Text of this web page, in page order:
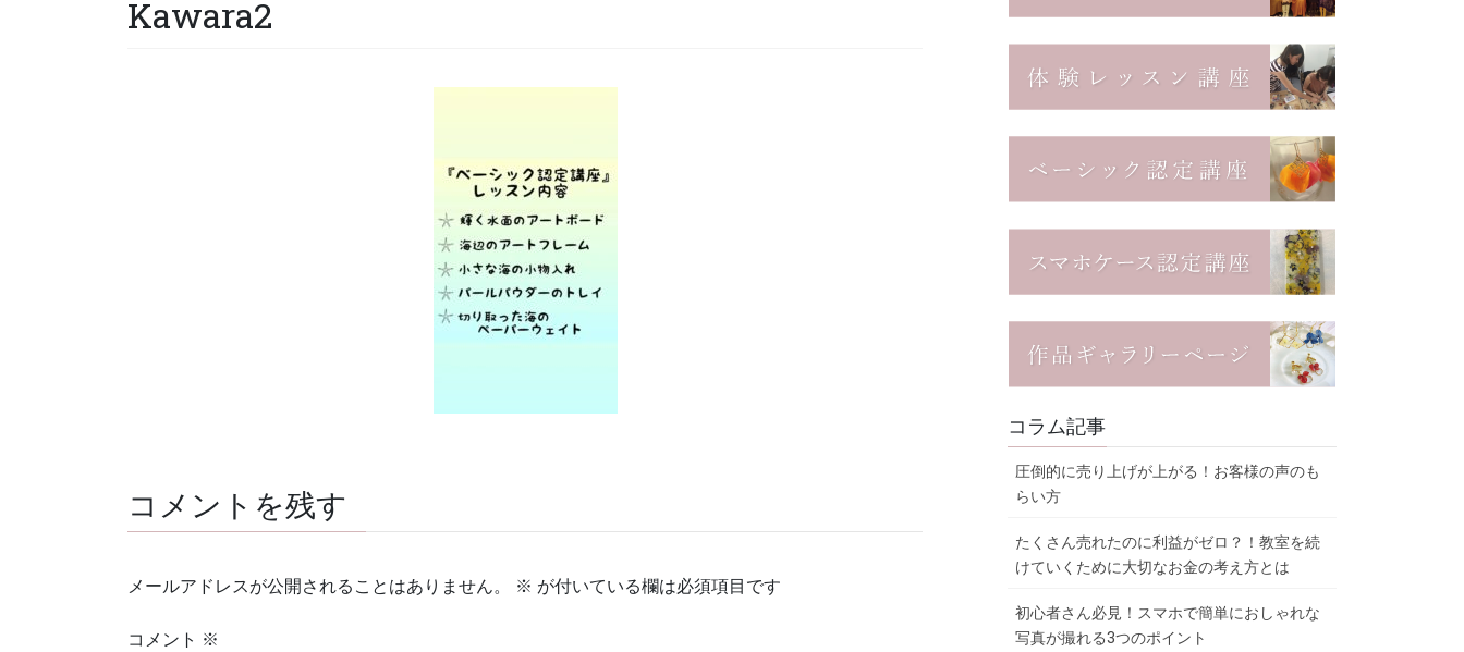
Kawara2
コメントを残す
メールアドレスが公開されることはありません。 ※ が付いている欄は必須項目です
コメント ※
コラム記事
圧倒的に売り上げが上がる！お客様の声のも
らい方
たくさん売れたのに利益がゼロ？！教室を続
けていくために大切なお金の考え方とは
初心者さん必見！スマホで簡単におしゃれな
写真が撮れる3つのポイント